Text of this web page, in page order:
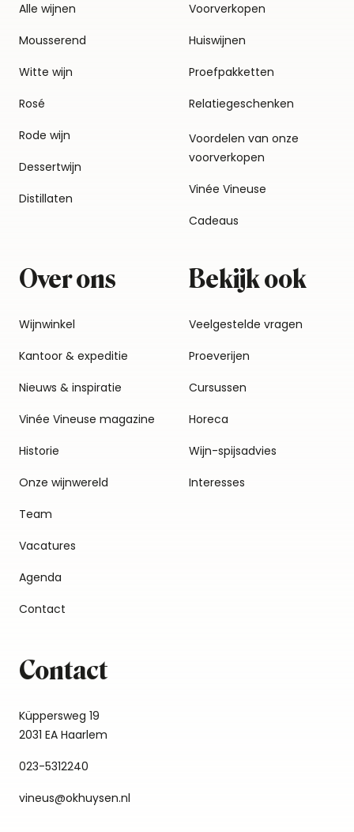
Alle wijnen
Mousserend
Witte wijn
Rosé
Rode wijn
Dessertwijn
Distillaten
Voorverkopen
Huiswijnen
Proefpakketten
Relatiegeschenken
Voordelen van onze
voorverkopen
Vinée Vineuse
Cadeaus
Over ons
Wijnwinkel
Kantoor & expeditie
Nieuws & inspiratie
Vinée Vineuse magazine
Historie
Onze wijnwereld
Team
Vacatures
Agenda
Contact
Bekijk ook
Veelgestelde vragen
Proeverijen
Cursussen
Horeca
Wijn-spijsadvies
Interesses
Contact
Küppersweg 19
2031 EA Haarlem
023-5312240
vineus@okhuysen.nl